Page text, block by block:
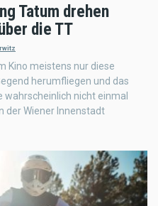
Tatum drehen
die TT
Kino meistens nur diese
herumfliegen und das
nicht einmal
der Wiener Innenstadt